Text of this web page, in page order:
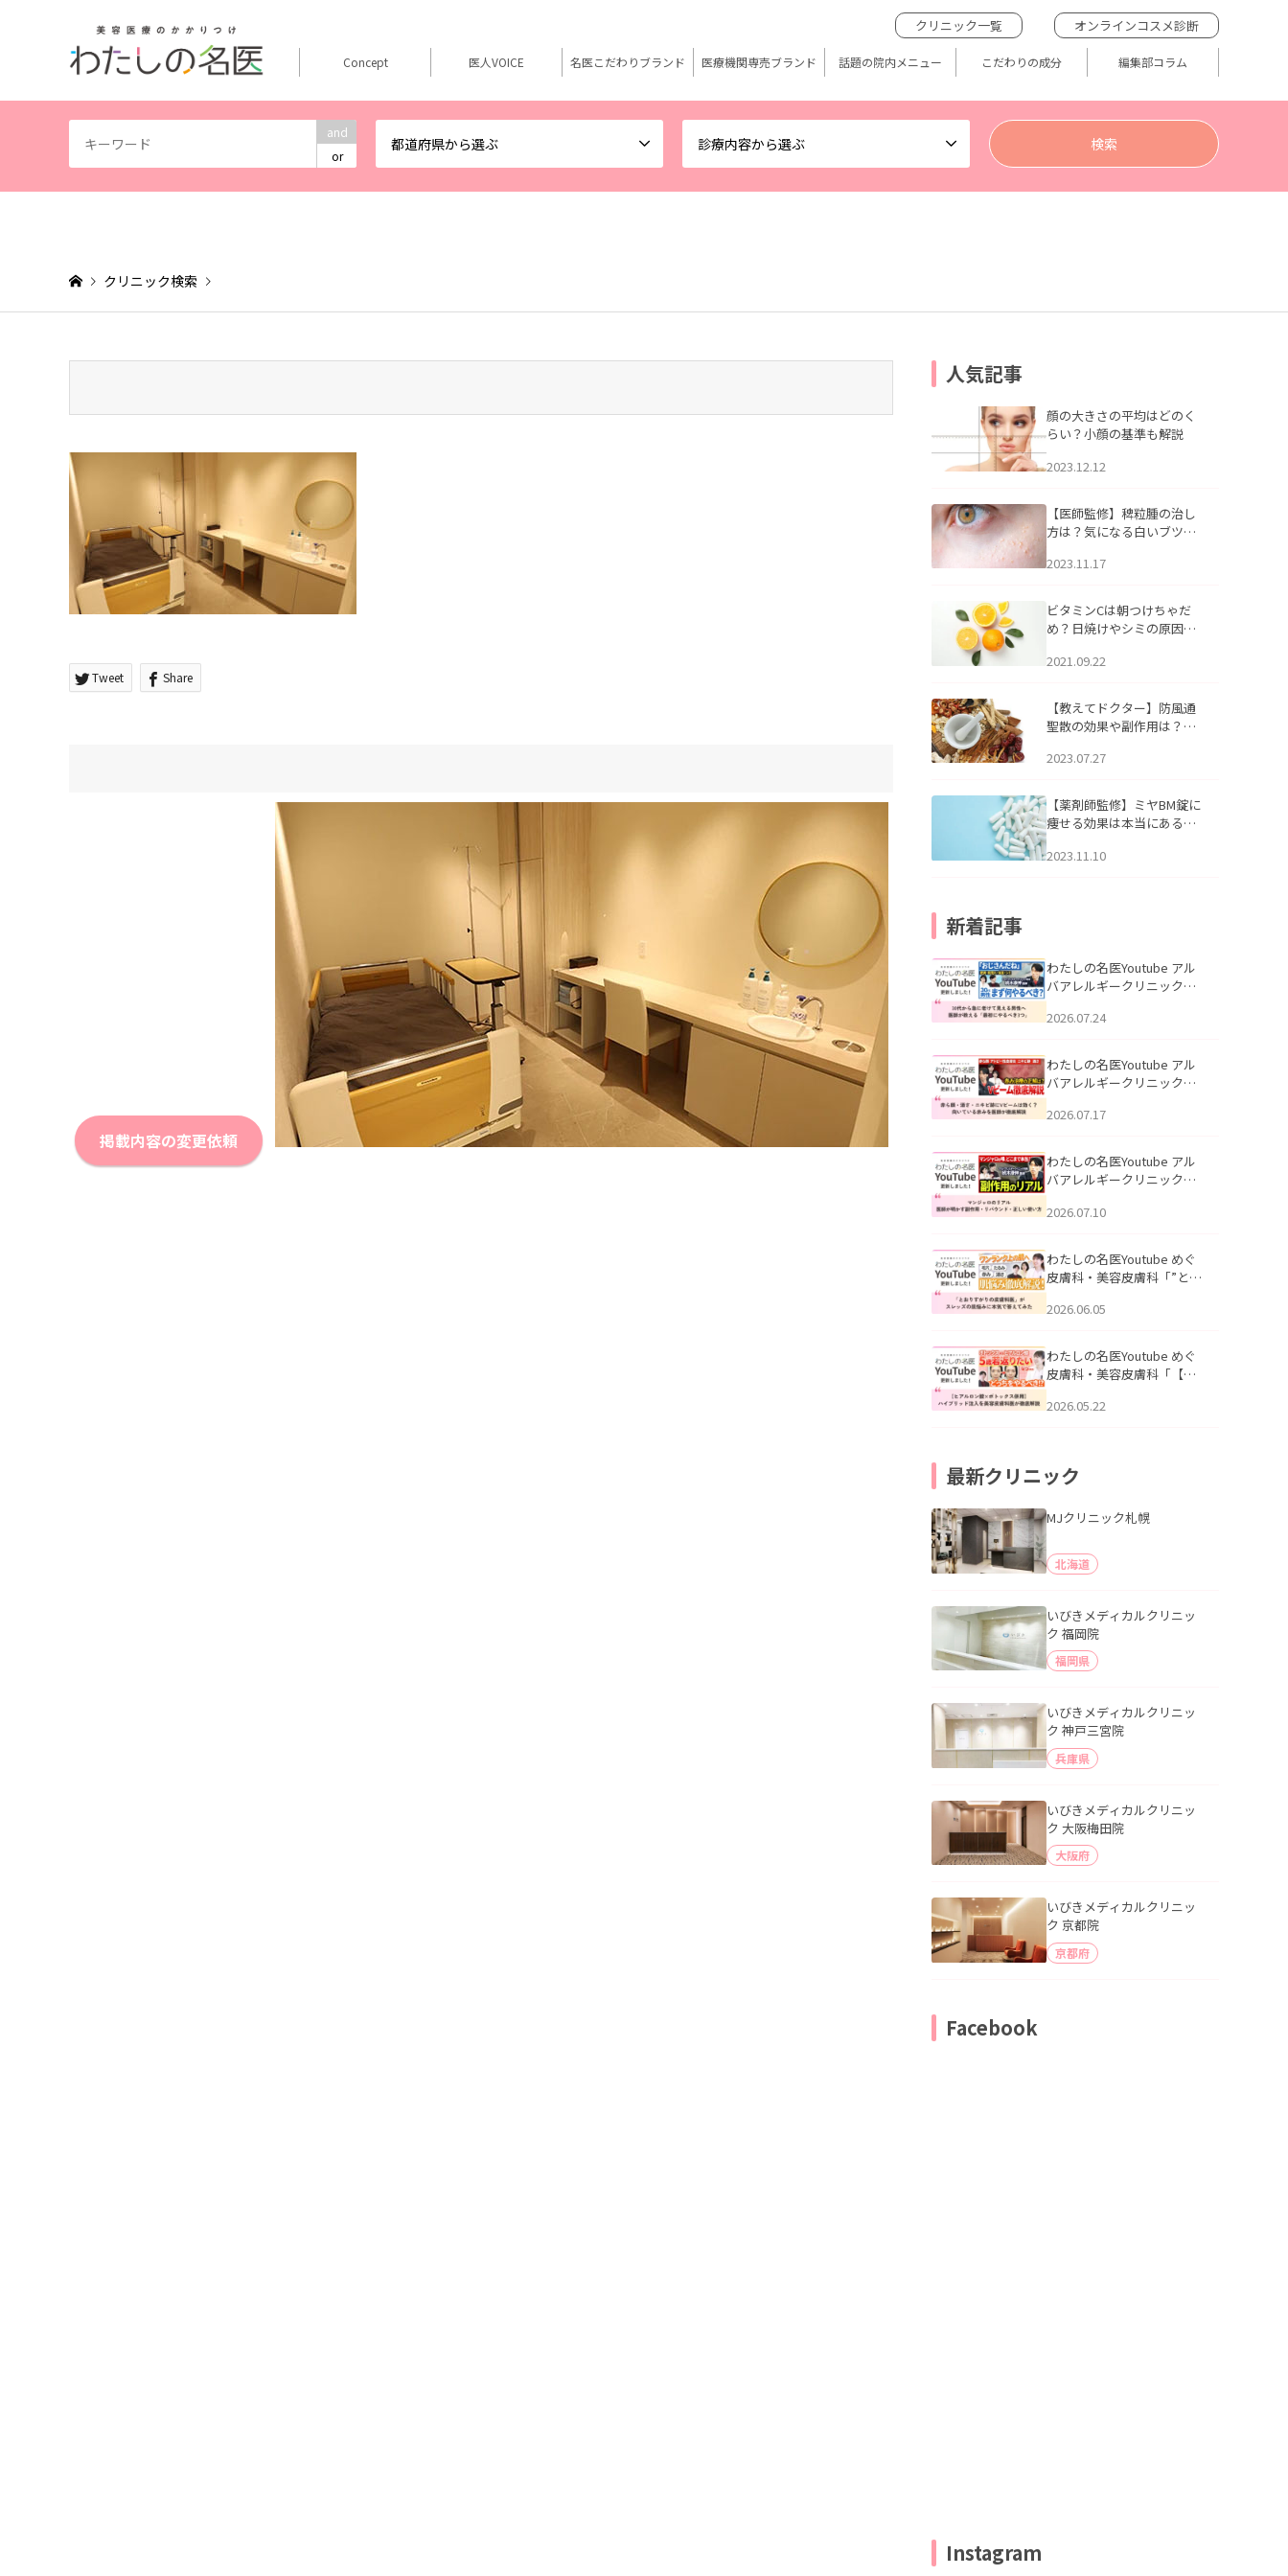
and
or
都道府県から選ぶ 診療内容から選ぶ
クリニック一覧 オンラインコスメ診断
Concept 医人VOICE 名医こだわりブランド 医療機関専売ブランド 話題の院内メニュー こだわりの成分 編集部コラム
クリニック検索
Tweet Share
掲載内容の変更依頼
人気記事
顔の大きさの平均はどのく
らい？小顔の基準も解説
2023.12.12
【医師監修】稗粒腫の治し
方は？気になる白いブツブ
アについて
2023.11.17
ビタミンCは朝つけちゃだ
め？日焼けやシミの原因に
2021.09.22
【教えてドクター】防風通
聖散の効果や副作用は？長
2023.07.27
【薬剤師監修】ミヤBM錠に
痩せる効果は本当にある
2023.11.10
新着記事
わたしの名医Youtube アル
バアレルギークリニック札
える男性へ｜医師が教える
公開いたしました。
2026.07.24
わたしの名医Youtube アル
バアレルギークリニック札
跡にVビームは効く？向いて
説」を公開いたしました。
2026.07.17
わたしの名医Youtube アル
バアレルギークリニック札
医師が明かす副作用・リバ
公開いたしました。
2026.07.10
わたしの名医Youtube めぐ
皮膚科・美容皮膚科「”とお
ッズの肌悩みに本気で答え
た。
2026.06.05
わたしの名医Youtube めぐ
皮膚科・美容皮膚科「【ヒ
用】ハイブリッド注入を美
2026.05.22
最新クリニック
MJクリニック札幌
北海道
いびきメディカルクリニッ
ク 福岡院
福岡県
いびきメディカルクリニッ
ク 神戸三宮院
兵庫県
いびきメディカルクリニッ
ク 大阪梅田院
大阪府
いびきメディカルクリニッ
ク 京都院
京都府
Facebook
Instagram